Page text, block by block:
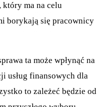
który ma na celu
borykają się pracownicy
ta może wpłynąć na
usług finansowych dla
to zależeć będzie od